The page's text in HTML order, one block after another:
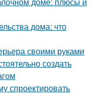
дома: что
своими руками
создать
спроектировать